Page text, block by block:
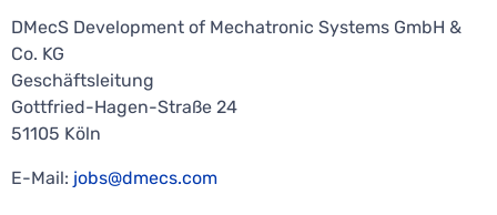
DMecS Development of Mechatronic Systems GmbH &
Co. KG
Geschäftsleitung
Gottfried-Hagen-Straße 24
51105 Köln
E-Mail: jobs@dmecs.com